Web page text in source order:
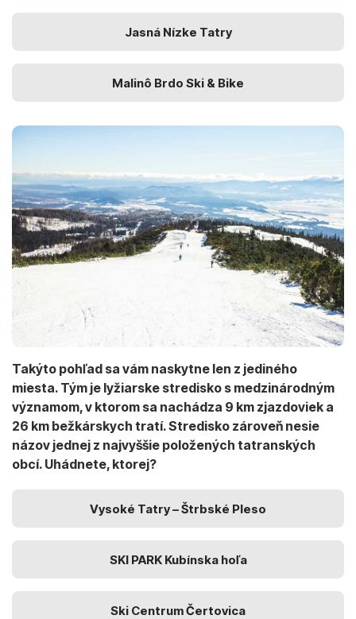
Jasná Nízke Tatry
Malinô Brdo Ski & Bike
Takýto pohľad sa vám naskytne len z jediného
miesta. Tým je lyžiarske stredisko s medzinárodným
významom, v ktorom sa nachádza 9 km zjazdoviek a
26 km bežkárskych tratí. Stredisko zároveň nesie
názov jednej z najvyššie položených tatranských
obcí. Uhádnete, ktorej?
Vysoké Tatry – Štrbské Pleso
SKI PARK Kubínska hoľa
Ski Centrum Čertovica